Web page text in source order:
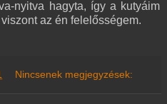
nyitva hagyta, így a kutyáim
az én felelősségem.
Nincsenek megjegyzések: